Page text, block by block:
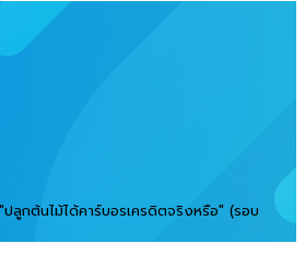
ลูกต้นไม้ได้คาร์บอรเครดิตจริงหรือ" (รอบ